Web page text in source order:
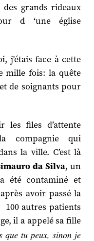
grands rideaux
d ‘une église
j'étais face à cette
mille fois: la quête
de soignants pour
les files d’attente
compagnie qui
la ville. C’est là
da Silva, un
été contaminé et
avoir passé la
autres patients
il a appelé sa fille
que tu peux, sinon je